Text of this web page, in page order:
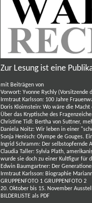
Zur Lesung ist eine
mit Beiträgen von
Vorwort: Yvonne Rychly
Irmtraut Karlsson: 100 Jahre
Doris Kloimstein: Wo wäre die
Über das Kryptische des
Christine Tidl : Bertha von Suttner,
Daniela Noitz: Wir leben in einer
Sonja Henisch: Olympe de Gouges.
Ingrid Schramm: Der selbstopfernde
Claudia Taller: Sylvia Plath,
wurde sie doch zu einer Kultfigur für
Edwin Baumgartner: Der
Irmtraut Karlsson: Biographie
GRUPPENFOTO 1 GRUPPENFOTO 2
20. Oktober bis 15. November
BILDERLISTE als PDF